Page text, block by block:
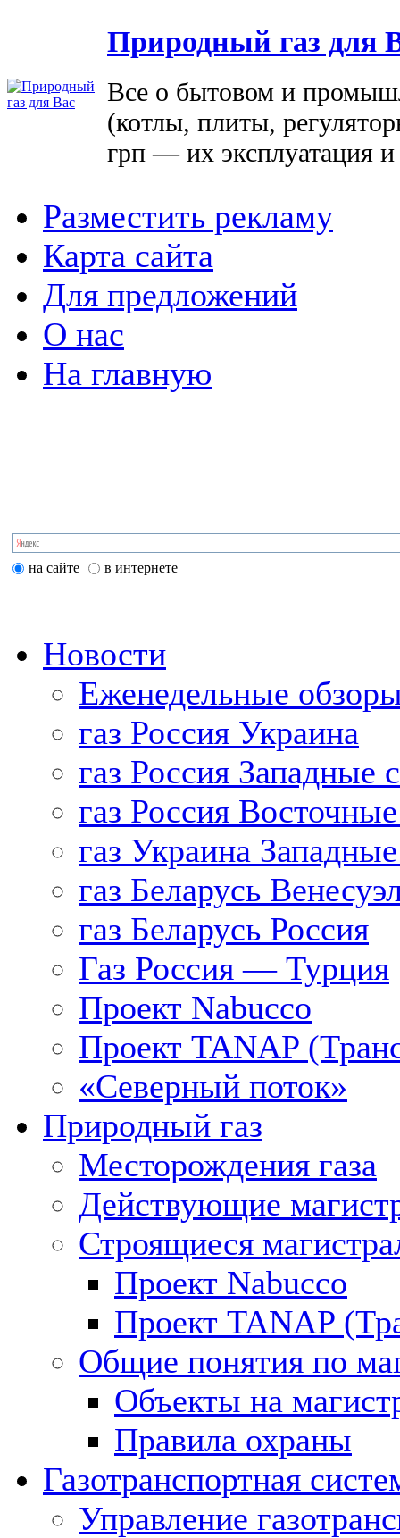
Природный газ для
Все о бытовом и
(котлы, плиты,
грп — их эксплуатация
Разместить рекламу
Карта сайта
Для предложений
О нас
На главную
на сайте в интернете
Новости
Еженедельные
газ Россия Украина
газ Россия Западные
газ Россия
газ Украина
газ Беларусь
газ Беларусь Россия
Газ Россия — Турция
Проект Nabucco
Проект TANAP
«Северный поток»
Природный газ
Месторождения газа
Действующие
Строящиеся
Проект Nabucco
Проект TANAP
Общие понятия по
Объекты на
Правила охраны
Газотранспортная
Управление